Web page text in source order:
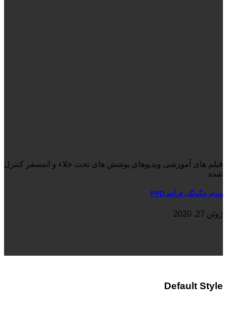
فیلم های آموزشی ویدیوهای پوشش های تحت خلاء و اتمسفر کنترل
شده
ویدئو چگونگی فرآیند PVD
ژوئن 27, 2020
Default Style